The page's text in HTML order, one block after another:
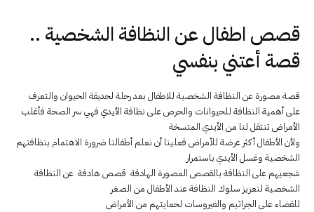
قصص اطفال عن النظافة الشخصية ..
قصة أعتني بنفسي
قصة مصورة عن النظافة الشخصية للاطفال بعد رحلة لحديقة الحيوان والتعرف
على أهمية النظافة للحيوانات والحرص على نظافة الأيدي فهي سر الصحة فأغلب
الأمراض تنتقل لنا من الأيدي المتسخة
ولأن الأطفال أكثر عرضة للأمراض فعلينا أن نعلم أطفالنا ضرورة الاهتمام بنظافتهم
الشخصية وغسل الأيدي باستمرار
شجعيهم على النظافة بالقصص المصورة الهادفة قصص هادفة عن النظافة
الشخصية لتعزيز سلوك النظافة عند الأطفال من الصغر
للقضاء على الجراثيم والفيروسات لحمايتهم من الأمراض